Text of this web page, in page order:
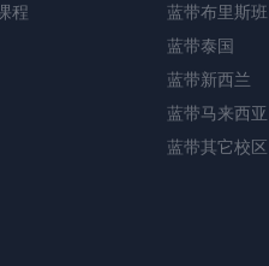
程
蓝带布里斯班
蓝带泰国
蓝带新西兰
蓝带马来西亚
蓝带其它校区